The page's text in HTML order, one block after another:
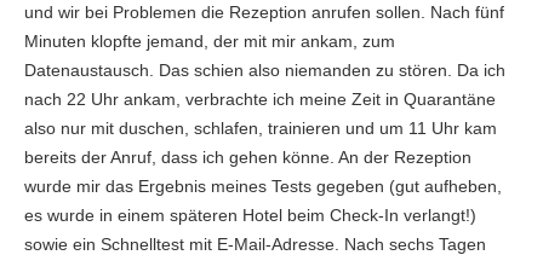
und wir bei Problemen die Rezeption anrufen sollen. Nach fünf
Minuten klopfte jemand, der mit mir ankam, zum
Datenaustausch. Das schien also niemanden zu stören. Da ich
nach 22 Uhr ankam, verbrachte ich meine Zeit in Quarantäne
also nur mit duschen, schlafen, trainieren und um 11 Uhr kam
bereits der Anruf, dass ich gehen könne. An der Rezeption
wurde mir das Ergebnis meines Tests gegeben (gut aufheben,
es wurde in einem späteren Hotel beim Check-In verlangt!)
sowie ein Schnelltest mit E-Mail-Adresse. Nach sechs Tagen